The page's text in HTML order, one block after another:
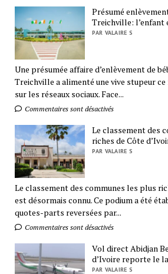
Présumé
Treichville: l’enfant
PAR VALAIRE S
Une présumée affaire d’enlèvement de
Treichville a alimenté une vive stupeur ce
sur les réseaux sociaux. Face...
Commentaires sont désactivés
Le classement des
riches de Côte
PAR VALAIRE S
Le classement des communes les plus
est désormais connu. Ce podium a été
quotes-parts reversées par...
Commentaires sont désactivés
Vol direct Abidjan
d’Ivoire reporte le
PAR VALAIRE S